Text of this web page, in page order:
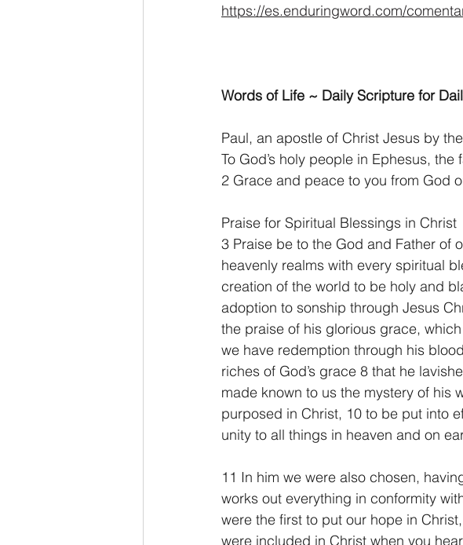
https://es.enduringword.com/
Words of Life ~ Daily Scripture for
Paul, an apostle of Christ Jesus by
To God’s holy people in Ephesus, the
2 Grace and peace to you from God
Praise for Spiritual Blessings in Christ
3 Praise be to the God and Father of
heavenly realms with every spiritual
creation of the world to be holy and
adoption to sonship through Jesus
the praise of his glorious grace,
we have redemption through his
riches of God’s grace 8 that he
made known to us the mystery of his
purposed in Christ, 10 to be put into
unity to all things in heaven and on
11 In him we were also chosen,
works out everything in conformity
were the first to put our hope in
were included in Christ when you